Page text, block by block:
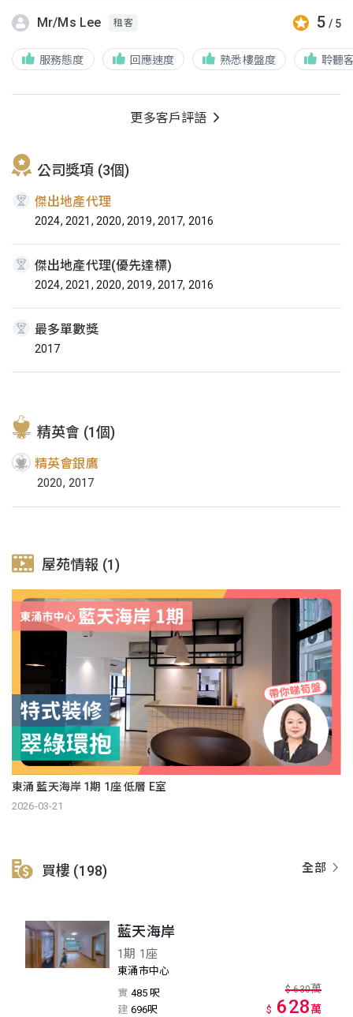
Mr/Ms Lee 租客 5 / 5
服務態度 回應速度 熟悉樓盤度 聆聽
更多客戶評語
公司獎項 (3個)
傑出地產代理
2024, 2021, 2020, 2019, 2017, 2016
傑出地產代理(優先達標)
2024, 2021, 2020, 2019, 2017, 2016
最多單數獎
2017
精英會 (1個)
精英會銀鷹
2020, 2017
屋苑情報 (1)
東涌 藍天海岸 1期 1座 低層 E室
2026-03-21
全部
買樓 (198)
藍天海岸
1期 1座
東涌市中心
實 485 呎
建 696呎
$ 630萬
$ 628萬